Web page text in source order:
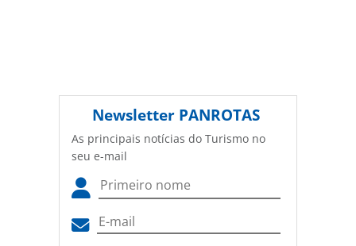
Newsletter PANROTAS
As principais notícias do Turismo no
seu e-mail